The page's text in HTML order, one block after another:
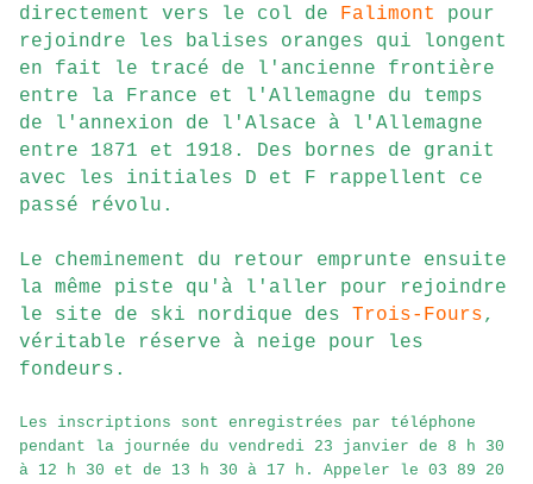
directement vers le col de Falimont
pour
rejoindre les balises oranges qui longent
en fait le tracé de l'ancienne frontière
entre la France et l'Allemagne du temps
de l'annexion de l'Alsace à l'Allemagne
entre 1871 et 1918. Des bornes de granit
avec les initiales D et F rappellent ce
passé révolu.
Le cheminement du retour emprunte ensuite
la même piste qu'à l'aller pour rejoindre
le site de ski nordique des Trois-Fours,
véritable réserve à neige pour les
fondeurs.
Les inscriptions sont enregistrées par téléphone
pendant la journée du vendredi 23 janvier de 8 h 30
à 12 h 30 et de 13 h 30 à 17 h. Appeler le 03 89 20